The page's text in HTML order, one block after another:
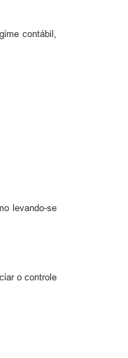
contábil,
levando-se
o controle